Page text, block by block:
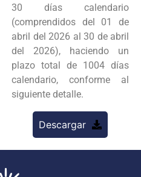
30 días calendario
(comprendidos del 01 de
abril del 2026 al 30 de abril
del 2026), haciendo un
plazo total de 1004 días
calendario, conforme al
siguiente detalle.
Descargar